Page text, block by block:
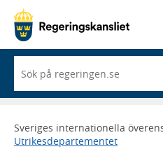
du
börjar
skriva
framträder
en
Sveriges internationella
Utrikesdepartementet